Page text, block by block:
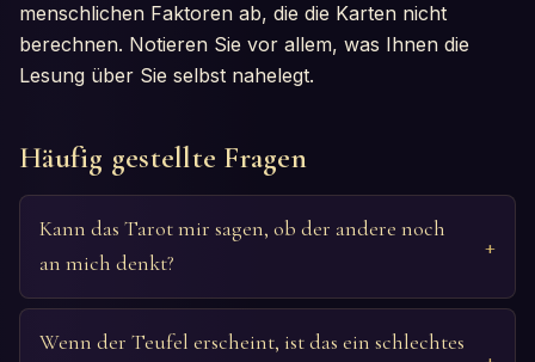
menschlichen Faktoren ab, die die Karten nicht
berechnen. Notieren Sie vor allem, was Ihnen die
Lesung über Sie selbst nahelegt.
Häufig gestellte Fragen
Kann das Tarot mir sagen, ob der andere noch
an mich denkt?
Wenn der Teufel erscheint, ist das ein schlechtes